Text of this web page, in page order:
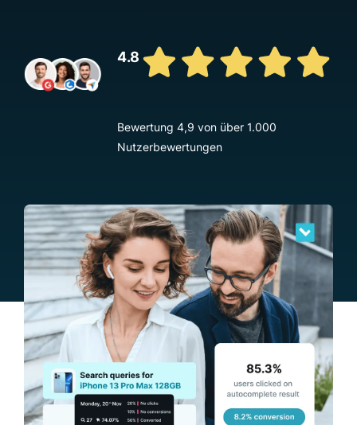
4.8
Bewertung 4,9 von über 1.000
Nutzerbewertungen